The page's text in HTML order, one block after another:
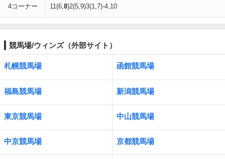
4コーナー 11(6,8)2(5,9)3(1,7)-4,10
競馬場/ウィンズ（外部サイト）
札幌競馬場 函館競馬場
福島競馬場 新潟競馬場
東京競馬場 中山競馬場
中京競馬場 京都競馬場